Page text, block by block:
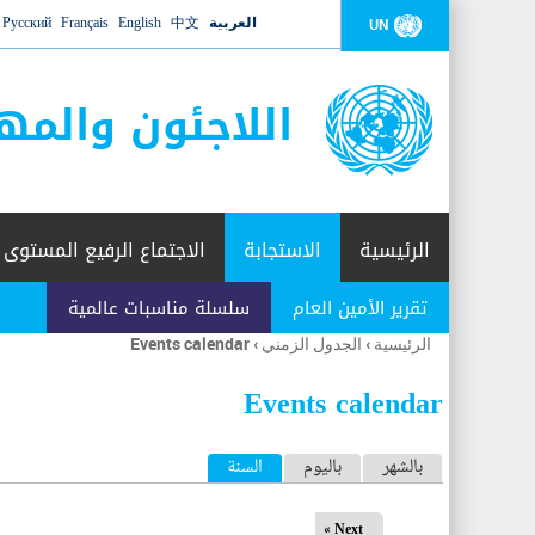
UN العربية 中文
English
Français
Русский
اللاجئون
الرئيسية الاستجابة
تقرير الأمين العام سلسلة مناسبات عالمية
الاجتماع الرفيع المستوى
أنت
هنا
الرئيسية › الجدول الزمني ›
Events calendar
Events calendar
ا بالشهر باليوم السنة (علامة التبويب النشطة)